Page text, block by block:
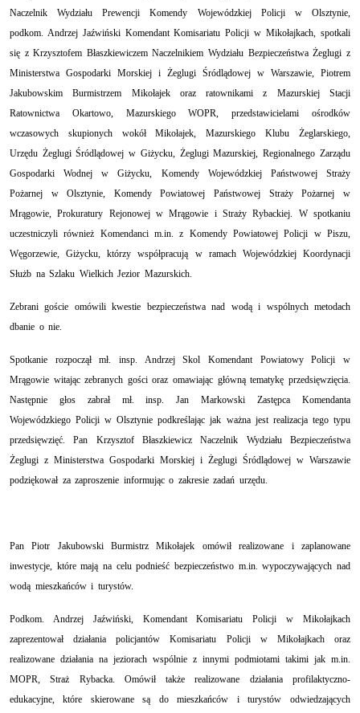
Naczelnik Wydziału Prewencji Komendy Wojewódzkiej Policji w Olsztynie,
podkom. Andrzej Jaźwiński Komendant Komisariatu Policji w Mikołajkach, spotkali
się zKrzysztofem Błaszkiewiczem Naczelnikiem Wydziału Bezpieczeństwa Żeglugi z
Ministerstwa Gospodarki Morskiej i Żeglugi Śródlądowej w Warszawie, Piotrem
Jakubowskim Burmistrzem Mikołajek orazratownikami z Mazurskiej Stacji
Ratownictwa Okartowo, Mazurskiego WOPR, przedstawicielami ośrodków
wczasowych skupionych wokół Mikołajek, Mazurskiego Klubu Żeglarskiego,
Urzędu Żeglugi Śródlądowej w Giżycku, Żeglugi Mazurskiej, Regionalnego Zarządu
Gospodarki Wodnej w Giżycku, Komendy Wojewódzkiej Państwowej Straży
Pożarnej w Olsztynie, Komendy Powiatowej Państwowej Straży Pożarnej w
Mrągowie, Prokuratury Rejonowej w Mrągowie i Straży Rybackiej. W spotkaniu
uczestniczyli również Komendanci m.in. z Komendy Powiatowej Policji w Piszu,
Węgorzewie, Giżycku, którzy współpracują w ramach Wojewódzkiej Koordynacji
Służb na Szlaku Wielkich Jezior Mazurskich.
Zebrani goście omówili kwestie bezpieczeństwa nad wodą i wspólnych metodach
dbanie o nie.
Spotkanie rozpoczął mł. insp. Andrzej Skol Komendant Powiatowy Policji w
Mrągowie witając zebranych gości oraz omawiając główną tematykę przedsięwzięcia.
Następnie głos zabrałmł. insp. Jan Markowski Zastępca Komendanta
Wojewódzkiego Policji w Olsztynie podkreślając jak ważna jest realizacja tego typu
przedsięwzięć.
Pan Krzysztof Błaszkiewicz Naczelnik Wydziału Bezpieczeństwa
Żeglugi z Ministerstwa Gospodarki Morskiej i Żeglugi Śródlądowej w Warszawie
podziękował za zaproszenie informując o zakresie zadań urzędu.
Pan Piotr Jakubowski Burmistrz Mikołajek omówił realizowane i zaplanowane
inwestycje, które mają na celu podnieść bezpieczeństwo m.in. wypoczywających nad
wodą mieszkańców i turystów.
Podkom. Andrzej Jaźwiński, Komendant Komisariatu Policji w Mikołajkach
zaprezentował działania policjantów Komisariatu Policji w Mikołajkach oraz
realizowane działania na jeziorach wspólnie z innymi podmiotami takimi jak m.in.
MOPR, Straż Rybacka. Omówił także realizowane działania profilaktyczno-
edukacyjne, które skierowane są do mieszkańców i turystów odwiedzających